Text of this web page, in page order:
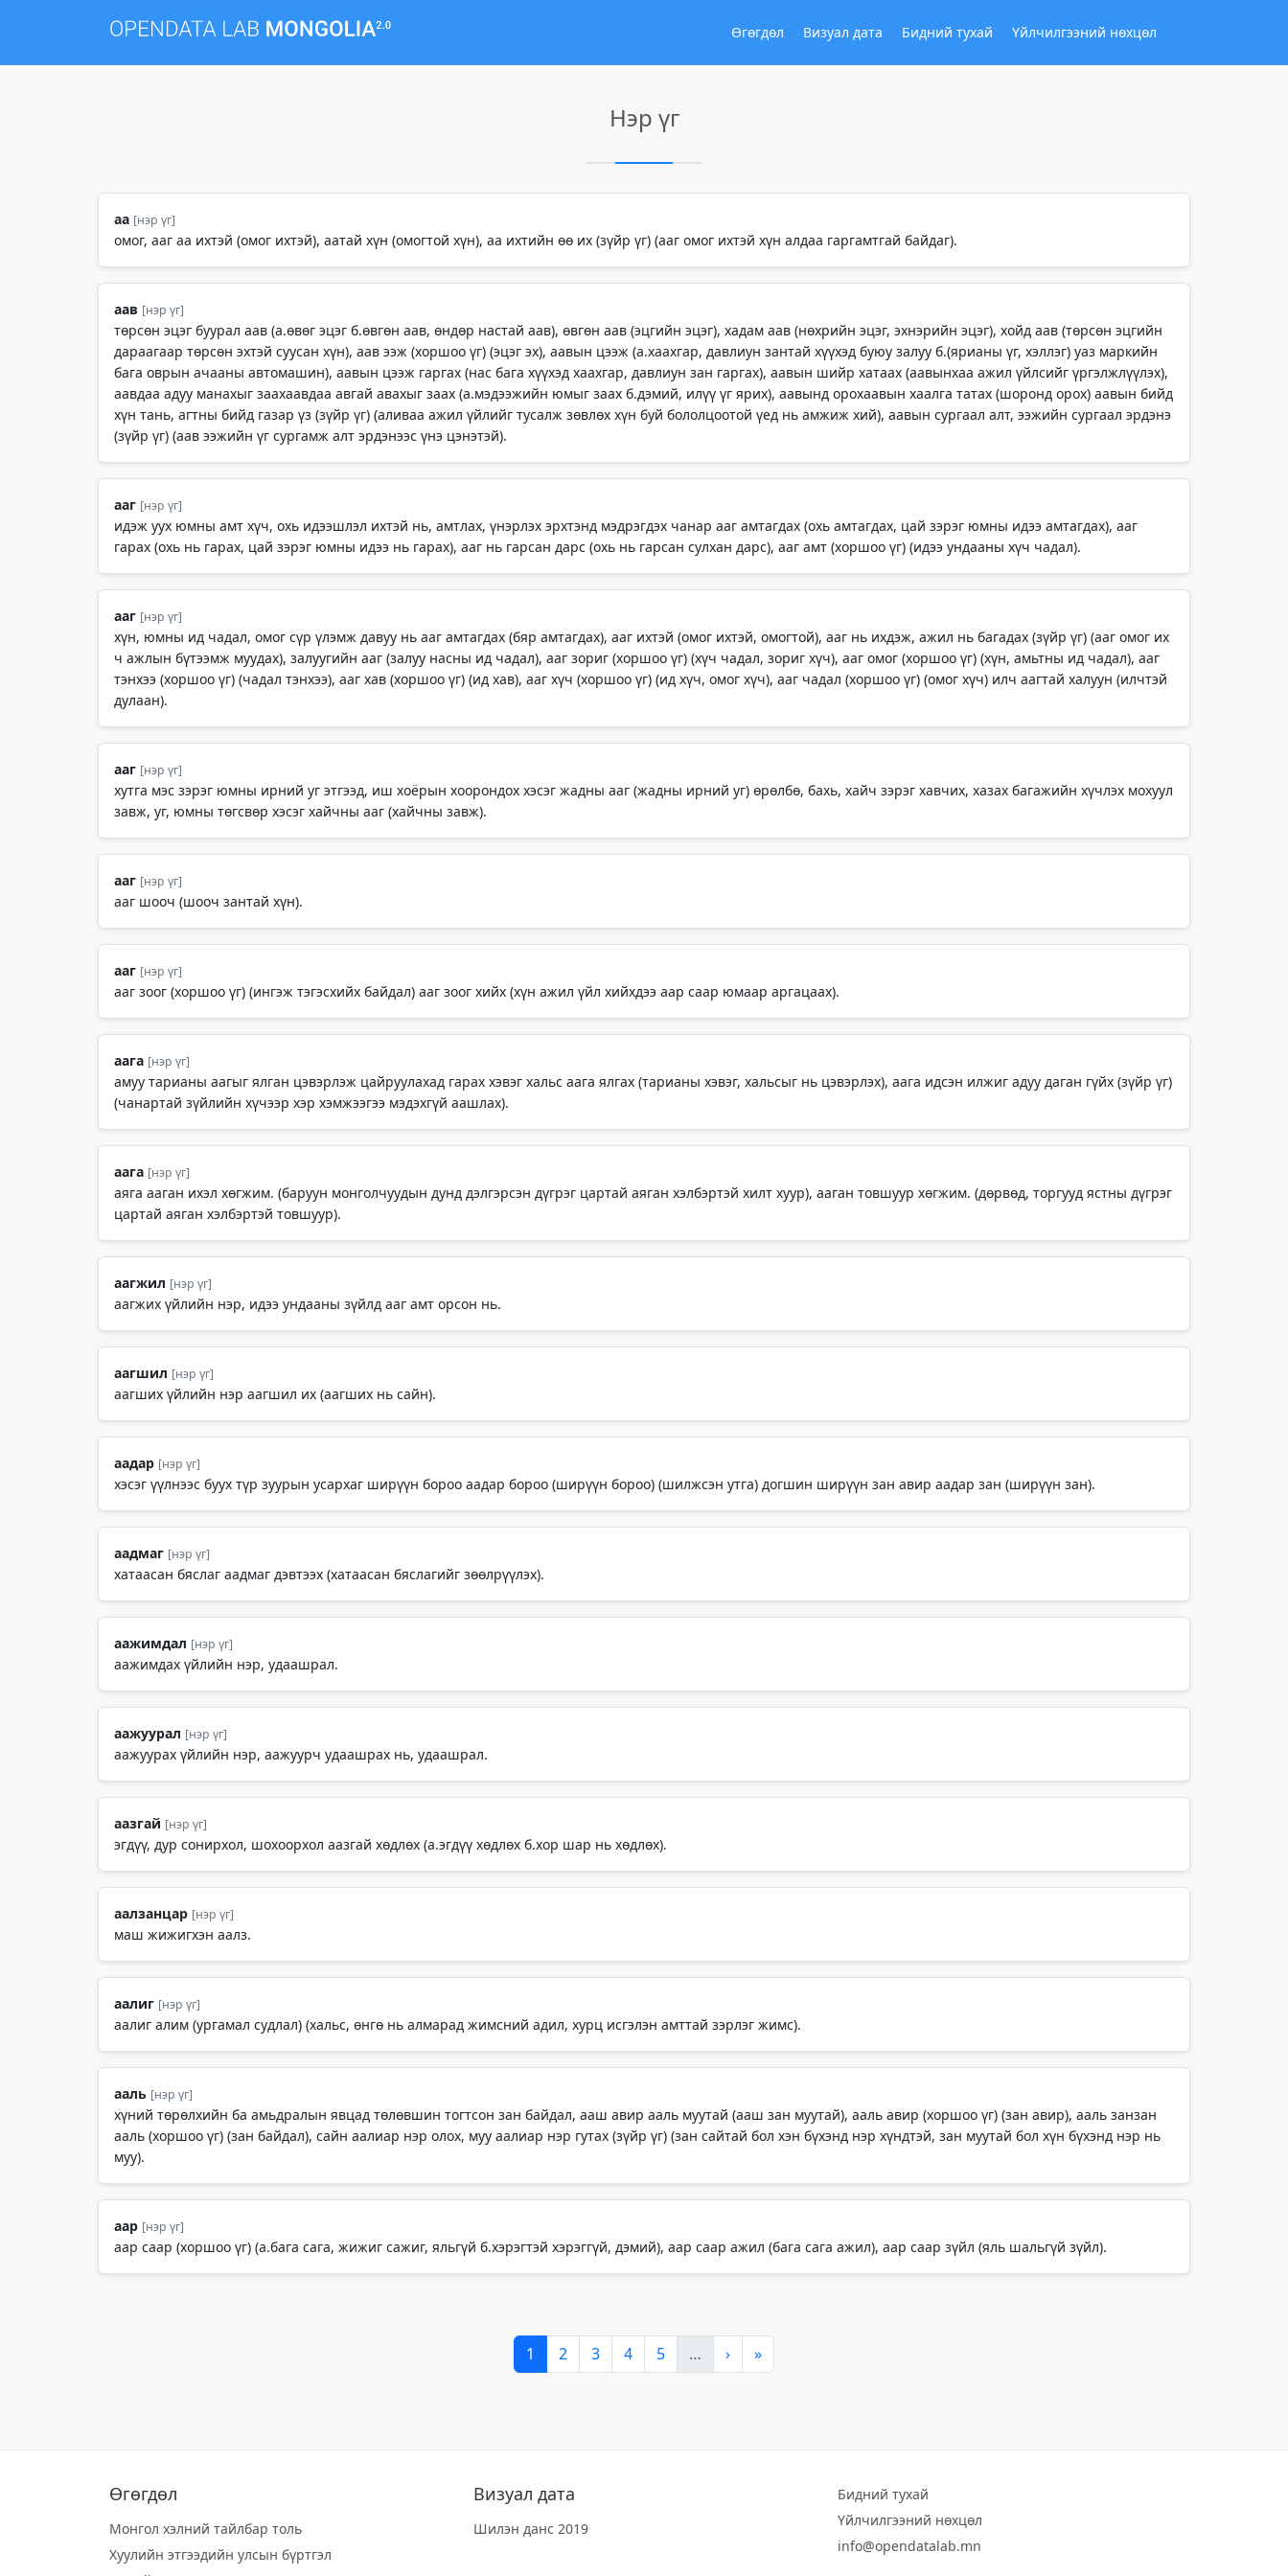
Өгөгдөл Визуал дата Бидний тухай Үйлчилгээний нөхцөл
Нэр үг
аа [нэр үг]
омог, ааг аа ихтэй (омог ихтэй), аатай хүн (омогтой хүн), аа ихтийн өө их (зүйр үг) (ааг омог ихтэй хүн алдаа гаргамтгай байдаг).
аав [нэр үг]
төрсөн эцэг буурал аав (а.өвөг эцэг б.өвгөн аав, өндөр настай аав), өвгөн аав (эцгийн эцэг), хадам аав (нөхрийн эцэг, эхнэрийн эцэг), хойд аав (төрсөн эцгийн
дараагаар төрсөн эхтэй суусан хүн), аав ээж (хоршоо үг) (эцэг эх), аавын цээж (а.хаахгар, давлиун зантай хүүхэд буюу залуу б.(ярианы үг, хэллэг) уаз маркийн
бага оврын ачааны автомашин), аавын цээж гаргах (нас бага хүүхэд хаахгар, давлиун зан гаргах), аавын шийр хатаах (аавынхаа ажил үйлсийг үргэлжлүүлэх),
аавдаа адуу манахыг заахаавдаа авгай авахыг заах (а.мэдээжийн юмыг заах б.дэмий, илүү үг ярих), аавынд орохаавын хаалга татах (шоронд орох) аавын бийд
хүн тань, агтны бийд газар үз (зүйр үг) (аливаа ажил үйлийг тусалж зөвлөх хүн буй бололцоотой үед нь амжиж хий), аавын сургаал алт, ээжийн сургаал эрдэнэ
(зүйр үг) (аав ээжийн үг сургамж алт эрдэнээс үнэ цэнэтэй).
ааг [нэр үг]
идэж уух юмны амт хүч, охь идээшлэл ихтэй нь, амтлах, үнэрлэх эрхтэнд мэдрэгдэх чанар ааг амтагдах (охь амтагдах, цай зэрэг юмны идээ амтагдах), ааг
гарах (охь нь гарах, цай зэрэг юмны идээ нь гарах), ааг нь гарсан дарс (охь нь гарсан сулхан дарс), ааг амт (хоршоо үг) (идээ ундааны хүч чадал).
ааг [нэр үг]
хүн, юмны ид чадал, омог сүр үлэмж давуу нь ааг амтагдах (бяр амтагдах), ааг ихтэй (омог ихтэй, омогтой), ааг нь ихдэж, ажил нь багадах (зүйр үг) (ааг омог их
ч ажлын бүтээмж муудах), залуугийн ааг (залуу насны ид чадал), ааг зориг (хоршоо үг) (хүч чадал, зориг хүч), ааг омог (хоршоо үг) (хүн, амьтны ид чадал), ааг
тэнхээ (хоршоо үг) (чадал тэнхээ), ааг хав (хоршоо үг) (ид хав), ааг хүч (хоршоо үг) (ид хүч, омог хүч), ааг чадал (хоршоо үг) (омог хүч) илч аагтай халуун (илчтэй
дулаан).
ааг [нэр үг]
хутга мэс зэрэг юмны ирний уг этгээд, иш хоёрын хоорондох хэсэг жадны ааг (жадны ирний уг) өрөлбө, бахь, хайч зэрэг хавчих, хазах багажийн хүчлэх мохуул
завж, уг, юмны төгсвөр хэсэг хайчны ааг (хайчны завж).
ааг [нэр үг]
ааг шооч (шооч зантай хүн).
ааг [нэр үг]
ааг зоог (хоршоо үг) (ингэж тэгэсхийх байдал) ааг зоог хийх (хүн ажил үйл хийхдээ аар саар юмаар аргацаах).
аага [нэр үг]
амуу тарианы аагыг ялган цэвэрлэж цайруулахад гарах хэвэг хальс аага ялгах (тарианы хэвэг, хальсыг нь цэвэрлэх), аага идсэн илжиг адуу даган гүйх (зүйр үг)
(чанартай зүйлийн хүчээр хэр хэмжээгээ мэдэхгүй аашлах).
аага [нэр үг]
аяга ааган ихэл хөгжим. (баруун монголчуудын дунд дэлгэрсэн дүгрэг цартай аяган хэлбэртэй хилт хуур), ааган товшуур хөгжим. (дөрвөд, торгууд ястны дүгрэг
цартай аяган хэлбэртэй товшуур).
аагжил [нэр үг]
аагжих үйлийн нэр, идээ ундааны зүйлд ааг амт орсон нь.
аагшил [нэр үг]
аагших үйлийн нэр аагшил их (аагших нь сайн).
аадар [нэр үг]
хэсэг үүлнээс буух түр зуурын усархаг ширүүн бороо аадар бороо (ширүүн бороо) (шилжсэн утга) догшин ширүүн зан авир аадар зан (ширүүн зан).
аадмаг [нэр үг]
хатаасан бяслаг аадмаг дэвтээх (хатаасан бяслагийг зөөлрүүлэх).
аажимдал [нэр үг]
аажимдах үйлийн нэр, удаашрал.
аажуурал [нэр үг]
аажуурах үйлийн нэр, аажуурч удаашрах нь, удаашрал.
аазгай [нэр үг]
эгдүү, дур сонирхол, шохоорхол аазгай хөдлөх (а.эгдүү хөдлөх б.хор шар нь хөдлөх).
аалзанцар [нэр үг]
маш жижигхэн аалз.
аалиг [нэр үг]
аалиг алим (ургамал судлал) (хальс, өнгө нь алмарад жимсний адил, хурц исгэлэн амттай зэрлэг жимс).
ааль [нэр үг]
хүний төрөлхийн ба амьдралын явцад төлөвшин тогтсон зан байдал, ааш авир ааль муутай (ааш зан муутай), ааль авир (хоршоо үг) (зан авир), ааль занзан
ааль (хоршоо үг) (зан байдал), сайн аалиар нэр олох, муу аалиар нэр гутах (зүйр үг) (зан сайтай бол хэн бүхэнд нэр хүндтэй, зан муутай бол хүн бүхэнд нэр нь
муу).
аар [нэр үг]
аар саар (хоршоо үг) (а.бага сага, жижиг сажиг, яльгүй б.хэрэгтэй хэрэггүй, дэмий), аар саар ажил (бага сага ажил), аар саар зүйл (яль шальгүй зүйл).
1 2 3 4 5 … › »
Өгөгдөл
Монгол хэлний тайлбар толь
Хуулийн этгээдийн улсын бүртгэл
Визуал дата
Шилэн данс 2019
Бидний тухай
Үйлчилгээний нөхцөл
info@opendatalab.mn